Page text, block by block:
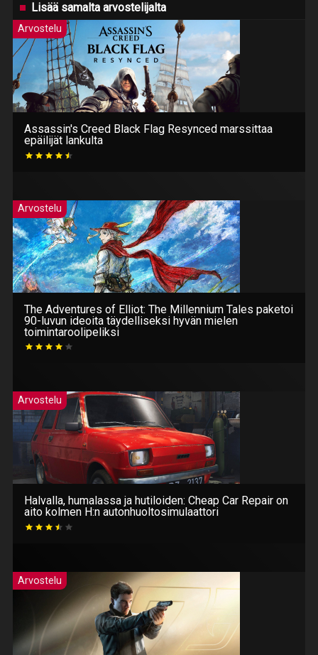
Lisää samalta arvostelijalta
Arvostelu
Assassin's Creed Black Flag Resynced marssittaa
epäilijät lankulta
Arvostelu
The Adventures of Elliot: The Millennium Tales paketoi
90-luvun ideoita täydelliseksi hyvän mielen
toimintaroolipeliksi
Arvostelu
Halvalla, humalassa ja hutiloiden: Cheap Car Repair on
aito kolmen H:n autonhuoltosimulaattori
Arvostelu